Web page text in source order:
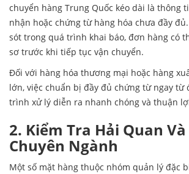
chuyển hàng Trung Quốc kéo dài là thông
nhận hoặc chứng từ hàng hóa chưa đầy
sót trong quá trình khai báo, đơn hàng có
sơ trước khi tiếp tục vận chuyển.
Đối với hàng hóa thương mại hoặc hàng
lớn, việc chuẩn bị đầy đủ chứng từ ngay từ
trình xử lý diễn ra nhanh chóng và thuận
2. Kiểm Tra Hải Quan
Chuyên Ngành
Một số mặt hàng thuộc nhóm quản lý đặc